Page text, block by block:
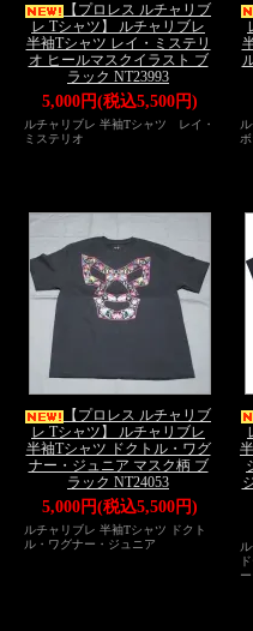
【プロレス ルチャリブ
レ Tシャツ】 ルチャリブレ
半袖Tシャツ レイ・ミステリ
オ ヒールマスクイラスト ブ
ラック NT23993
5,000円(税込5,500円)
ルチャリブレ 半袖Tシャツ レイ・
ミステリオ
【プロレス ルチャリブ
レ Tシャツ】 ルチャリブレ
半袖Tシャツ ドクトル・ワグ
ナー・ジュニア マスク柄 ブ
ラック NT24053
5,000円(税込5,500円)
ルチャリブレ 半袖Tシャツ ドクト
ル・ワグナー・ジュニア